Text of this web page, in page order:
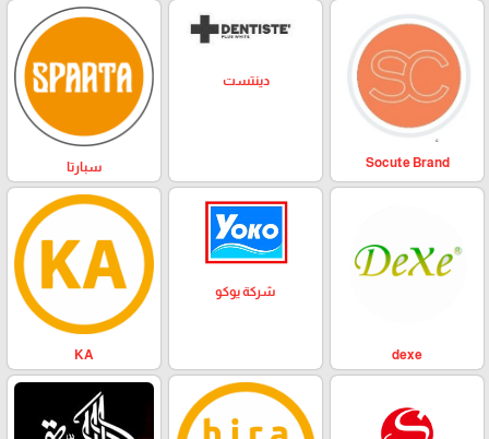
Socute Brand
دينتست
سبارتا
dexe
شركة يوكو
KA